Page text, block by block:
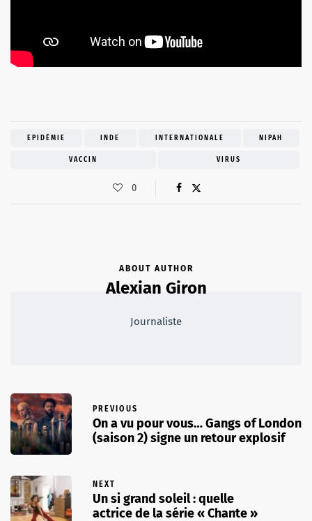
EPIDÉMIE INDE INTERNATIONALE NIPAH
VACCIN VIRUS
0
ABOUT AUTHOR
Alexian Giron
Journaliste
PREVIOUS
On a vu pour vous… Gangs of London
(saison 2) signe un retour explosif
NEXT
Un si grand soleil : quelle
actrice de la série « Chante »